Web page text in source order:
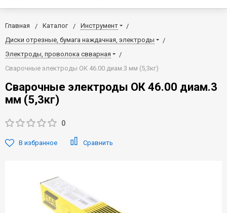
Главная Каталог
Инструмент
Диски отрезные, бумага наждачная, электроды
Электроды, проволока свварная
Сварочные электроды ОК 46.00 диам.3 мм (5,3кг)
Сварочные электроды ОК 46.00 диам.3
мм (5,3кг)
0
В избранное Сравнить